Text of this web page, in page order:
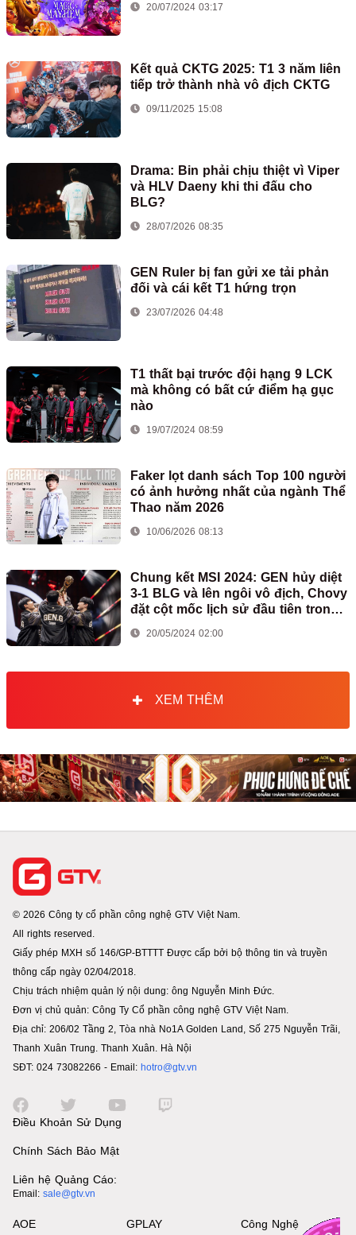
20/07/2024 03:17
Kết quả CKTG 2025: T1 3 năm liên
tiếp trở thành nhà vô địch CKTG
09/11/2025 15:08
Drama: Bin phải chịu thiệt vì Viper
và HLV Daeny khi thi đấu cho
BLG?
28/07/2026 08:35
GEN Ruler bị fan gửi xe tải phản
đối và cái kết T1 hứng trọn
23/07/2026 04:48
T1 thất bại trước đội hạng 9 LCK
mà không có bất cứ điểm hạ gục
nào
19/07/2024 08:59
Faker lọt danh sách Top 100 người
có ảnh hưởng nhất của ngành Thể
Thao năm 2026
10/06/2026 08:13
Chung kết MSI 2024: GEN hủy diệt
3-1 BLG và lên ngôi vô địch, Chovy
đặt cột mốc lịch sử đầu tiên trong
sự nghiệp
20/05/2024 02:00
XEM THÊM
© 2026 Công ty cổ phần công nghệ GTV Việt Nam.
All rights reserved.
Giấy phép MXH số 146/GP-BTTTT Được cấp bởi bộ thông tin và truyền
thông cấp ngày 02/04/2018.
Chịu trách nhiệm quản lý nội dung: ông Nguyễn Minh Đức.
Đơn vị chủ quản: Công Ty Cổ phần công nghệ GTV Việt Nam.
Địa chỉ: 206/02 Tầng 2, Tòa nhà No1A Golden Land, Số 275 Nguyễn Trãi,
Thanh Xuân Trung. Thanh Xuân. Hà Nội
SĐT: 024 73082266 - Email: hotro@gtv.vn
Điều Khoản Sử Dụng
Chính Sách Bảo Mật
Liên hệ Quảng Cáo:
Email: sale@gtv.vn
AOE GPLAY Công Nghệ